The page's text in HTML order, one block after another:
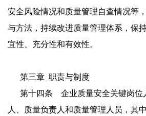
安全风险情况和质量管理自查情况等
与方法，持续改进质量管理体系，保
宜性、充分性和有效性。
第三章 职责与制度
第十四条 企业质量安全关键岗位
人、质量负责人和质量管理人员，其